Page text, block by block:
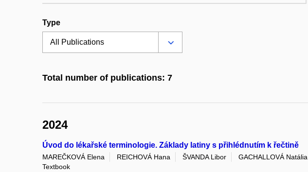
Type
Total number of publications: 7
2024
Úvod do lékařské terminologie. Základy latiny s přihlédnutím k řečtině
MAREČKOVÁ Elena REICHOVÁ Hana ŠVANDA Libor GACHALLOVÁ Natália
Textbook